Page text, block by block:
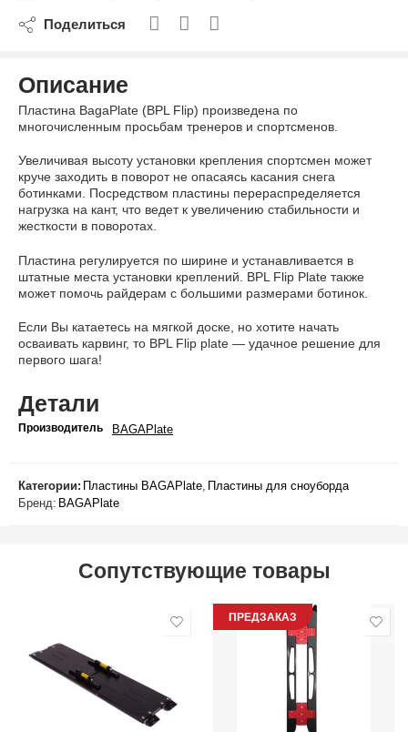
Поделиться
Описание
Пластина BagaPlate (BPL Flip) произведена по
многочисленным просьбам тренеров и спортсменов.
Увеличивая высоту установки крепления спортсмен может
круче заходить в поворот не опасаясь касания снега
ботинками. Посредством пластины перераспределяется
нагрузка на кант, что ведет к увеличению стабильности и
жесткости в поворотах.
Пластина регулируется по ширине и устанавливается в
штатные места установки креплений. BPL Flip Plate также
может помочь райдерам с большими размерами ботинок.
Если Вы катаетесь на мягкой доске, но хотите начать
осваивать карвинг, то BPL Flip plate — удачное решение для
первого шага!
Детали
Производитель BAGAPlate
Категории: Пластины BAGAPlate, Пластины для сноуборда
Бренд: BAGAPlate
Сопутствующие товары
ПРЕДЗАКАЗ